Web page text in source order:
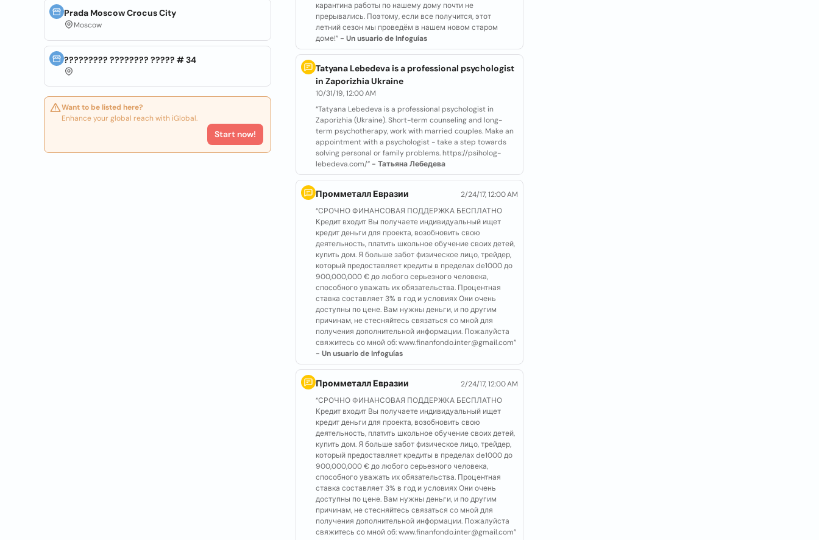
Prada Moscow Crocus City
Moscow
????????? ???????? ????? # 34
Want to be listed here?
Enhance your global reach with iGlobal.
Start now!
карантина работы по нашему дому почти не
прерывались. Поэтому, если все получится, этот
летний сезон мы проведём в нашем новом старом
доме!” - Un usuario de Infoguías
Tatyana Lebedeva is a professional psychologist
in Zaporizhia Ukraine
10/31/19, 12:00 AM
“Tatyana Lebedeva is a professional psychologist in
Zaporizhia (Ukraine). Short-term counseling and long-
term psychotherapy, work with married couples. Make an
appointment with a psychologist - take a step towards
solving personal or family problems. https://psiholog-
lebedeva.com/” - Татьяна Лебедева
Промметалл Евразии
2/24/17, 12:00 AM
“СРОЧНО ФИНАНСОВАЯ ПОДДЕРЖКА БЕСПЛАТНО
Кредит входит Вы получаете индивидуальный ищет
кредит деньги для проекта, возобновить свою
деятельность, платить школьное обучение своих детей,
купить дом. Я больше забот физическое лицо, трейдер,
который предоставляет кредиты в пределах de1000 до
900,000,000 € до любого серьезного человека,
способного уважать их обязательства. Процентная
ставка составляет 3% в год и условиях Они очень
доступны по цене. Вам нужны деньги, и по другим
причинам, не стесняйтесь связаться со мной для
получения дополнительной информации. Пожалуйста
свяжитесь со мной об: www.finanfondo.inter@gmail.com”
- Un usuario de Infoguías
Промметалл Евразии
2/24/17, 12:00 AM
“СРОЧНО ФИНАНСОВАЯ ПОДДЕРЖКА БЕСПЛАТНО
Кредит входит Вы получаете индивидуальный ищет
кредит деньги для проекта, возобновить свою
деятельность, платить школьное обучение своих детей,
купить дом. Я больше забот физическое лицо, трейдер,
который предоставляет кредиты в пределах de1000 до
900,000,000 € до любого серьезного человека,
способного уважать их обязательства. Процентная
ставка составляет 3% в год и условиях Они очень
доступны по цене. Вам нужны деньги, и по другим
причинам, не стесняйтесь связаться со мной для
получения дополнительной информации. Пожалуйста
свяжитесь со мной об: www.finanfondo.inter@gmail.com”